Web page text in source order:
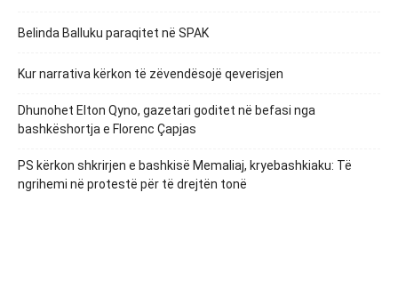
Belinda Balluku paraqitet në SPAK
Kur narrativa kërkon të zëvendësojë qeverisjen
Dhunohet Elton Qyno, gazetari goditet në befasi nga
bashkëshortja e Florenc Çapjas
PS kërkon shkrirjen e bashkisë Memaliaj, kryebashkiaku: Të
ngrihemi në protestë për të drejtën tonë